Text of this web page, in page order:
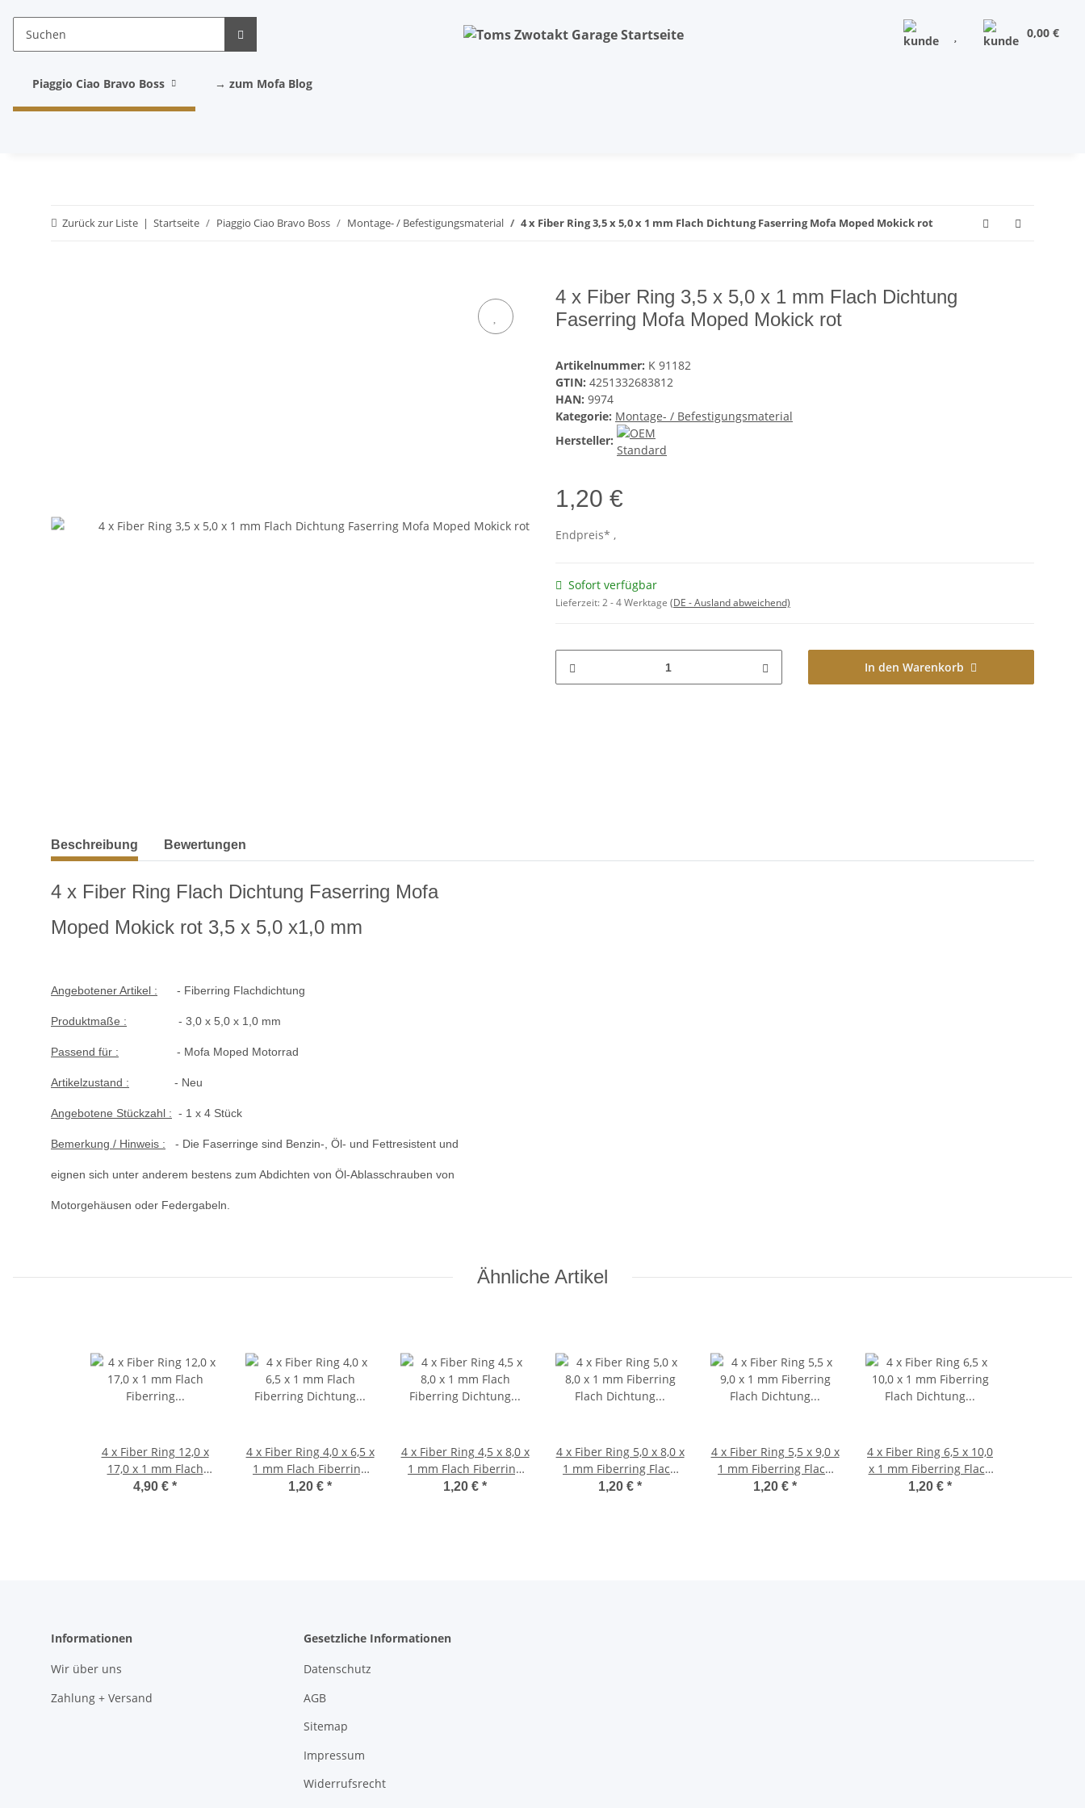
0,00 €
Piaggio Ciao Bravo Boss → zum Mofa Blog
Zurück zur Liste Startseite Piaggio Ciao Bravo Boss Montage- / Befestigungsmaterial 4 x Fiber Ring 3,5 x 5,0 x 1 mm Flach Dichtung Faserring Mofa Moped Mokick rot
4 x Fiber Ring 3,5 x 5,0 x 1 mm Flach Dichtung
Faserring Mofa Moped Mokick rot
Artikelnummer: K 91182
GTIN: 4251332683812
HAN: 9974
Kategorie: Montage- / Befestigungsmaterial
Hersteller:
1,20 €
Endpreis* ,
Sofort verfügbar
Lieferzeit:2 - 4 Werktage (DE - Ausland abweichend)
In den Warenkorb
weitere Registerkarten anzeigen
Beschreibung Bewertungen
4 x Fiber Ring Flach Dichtung Faserring Mofa
Moped Mokick rot 3,5 x 5,0 x1,0 mm
Angebotener Artikel : - Fiberring Flachdichtung
Produktmaße : - 3,0 x 5,0 x 1,0 mm
Passend für : - Mofa Moped Motorrad
Artikelzustand : - Neu
Angebotene Stückzahl : - 1 x 4 Stück
Bemerkung / Hinweis : - Die Faserringe sind Benzin-, Öl- und Fettresistent und
eignen sich unter anderem bestens zum Abdichten von Öl-Ablasschrauben von
Motorgehäusen oder Federgabeln.
Ähnliche Artikel
4 x Fiber Ring 12,0 x
17,0 x 1 mm Flach
Fiberring Dichtung
4,90 € *
4 x Fiber Ring 4,0 x 6,5 x
1 mm Flach Fiberring
Dichtung Faserring
1,20 € *
4 x Fiber Ring 4,5 x 8,0 x
1 mm Flach Fiberring
Dichtung Faserring
1,20 € *
4 x Fiber Ring 5,0 x 8,0 x
1 mm Fiberring Flach
Dichtung Faserring
1,20 € *
4 x Fiber Ring 5,5 x 9,0 x
1 mm Fiberring Flach
Dichtung Faserring
1,20 € *
4 x Fiber Ring 6,5 x 10,0
x 1 mm Fiberring Flach
Dichtung Faserring
1,20 € *
Informationen
Wir über uns
Zahlung + Versand
Gesetzliche Informationen
Datenschutz
AGB
Sitemap
Impressum
Widerrufsrecht